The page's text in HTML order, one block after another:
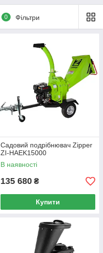
0 Фільтри
Садовий подрібнювач Zipper
ZI-HAEK15000
В наявності
135 680 ₴
Купити